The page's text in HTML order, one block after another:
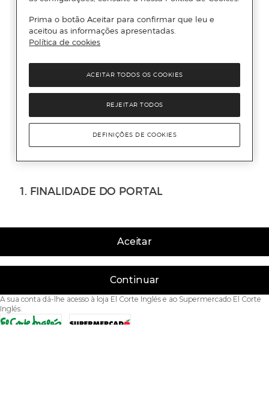
Aceitar
Continuar
A sua conta dá-lhe acesso à loja El Corte Inglés e ao Supermercado El Corte
Inglés.